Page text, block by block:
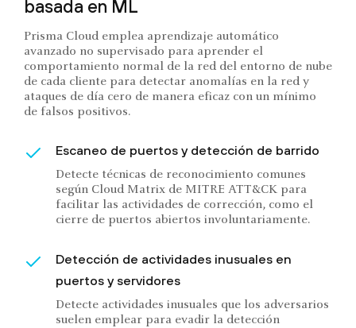
basada en ML
Prisma Cloud emplea aprendizaje automático
avanzado no supervisado para aprender el
comportamiento normal de la red del entorno de nube
de cada cliente para detectar anomalías en la red y
ataques de día cero de manera eficaz con un mínimo
de falsos positivos.
Escaneo de puertos y detección de barrido
Detecte técnicas de reconocimiento comunes
según Cloud Matrix de MITRE ATT&CK para
facilitar las actividades de corrección, como el
cierre de puertos abiertos involuntariamente.
Detección de actividades inusuales en
puertos y servidores
Detecte actividades inusuales que los adversarios
suelen emplear para evadir la detección